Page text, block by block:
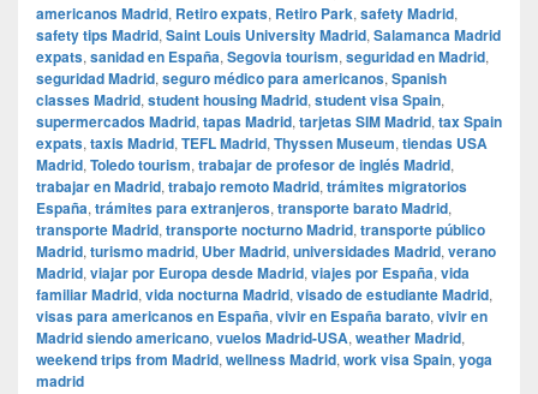
americanos Madrid, Retiro expats, Retiro Park, safety Madrid,
safety tips Madrid, Saint Louis University Madrid, Salamanca Madrid
expats, sanidad en España, Segovia tourism, seguridad en Madrid,
seguridad Madrid, seguro médico para americanos, Spanish
classes Madrid, student housing Madrid, student visa Spain,
supermercados Madrid, tapas Madrid, tarjetas SIM Madrid, tax Spain
expats, taxis Madrid, TEFL Madrid, Thyssen Museum, tiendas USA
Madrid, Toledo tourism, trabajar de profesor de inglés Madrid,
trabajar en Madrid, trabajo remoto Madrid, trámites migratorios
España, trámites para extranjeros, transporte barato Madrid,
transporte Madrid, transporte nocturno Madrid, transporte público
Madrid, turismo madrid, Uber Madrid, universidades Madrid, verano
Madrid, viajar por Europa desde Madrid, viajes por España, vida
familiar Madrid, vida nocturna Madrid, visado de estudiante Madrid,
visas para americanos en España, vivir en España barato, vivir en
Madrid siendo americano, vuelos Madrid-USA, weather Madrid,
weekend trips from Madrid, wellness Madrid, work visa Spain, yoga
madrid